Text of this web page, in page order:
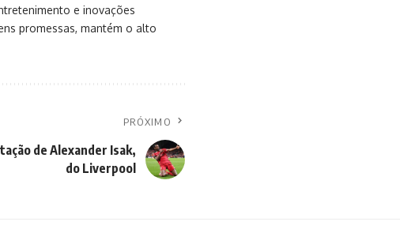
e inovações
promessas, mantém o alto
PRÓXIMO
de Alexander Isak,
do Liverpool